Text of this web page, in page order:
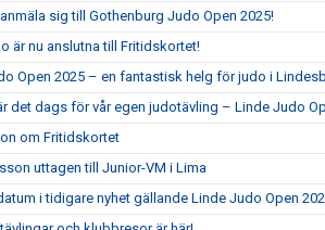
sig till Gothenburg Judo Open 2025!
är nu anslutna till Fritidskortet!
Open 2025 – en fantastisk helg för judo i
det dags för vår egen judotävling – Linde Judo
om Fritidskortet
uttagen till Junior-VM i Lima
i tidigare nyhet gällande Linde Judo Open